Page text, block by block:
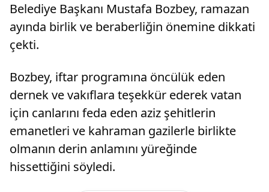
Belediye Başkanı Mustafa Bozbey, ramazan
ayında birlik ve beraberliğin önemine dikkati
çekti.
Bozbey, iftar programına öncülük eden
dernek ve vakıflara teşekkür ederek vatan
için canlarını feda eden aziz şehitlerin
emanetleri ve kahraman gazilerle birlikte
olmanın derin anlamını yüreğinde
hissettiğini söyledi.